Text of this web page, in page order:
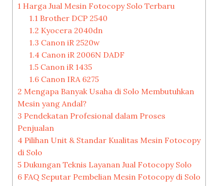
1 Harga Jual Mesin Fotocopy Solo Terbaru
1.1 Brother DCP 2540
1.2 Kyocera 2040dn
1.3 Canon iR 2520w
1.4 Canon iR 2006N DADF
1.5 Canon iR 1435
1.6 Canon IRA 6275
2 Mengapa Banyak Usaha di Solo Membutuhkan
Mesin yang Andal?
3 Pendekatan Profesional dalam Proses
Penjualan
4 Pilihan Unit & Standar Kualitas Mesin Fotocopy
di Solo
5 Dukungan Teknis Layanan Jual Fotocopy Solo
6 FAQ Seputar Pembelian Mesin Fotocopy di Solo